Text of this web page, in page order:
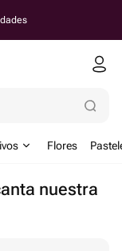
Flores
nuestra